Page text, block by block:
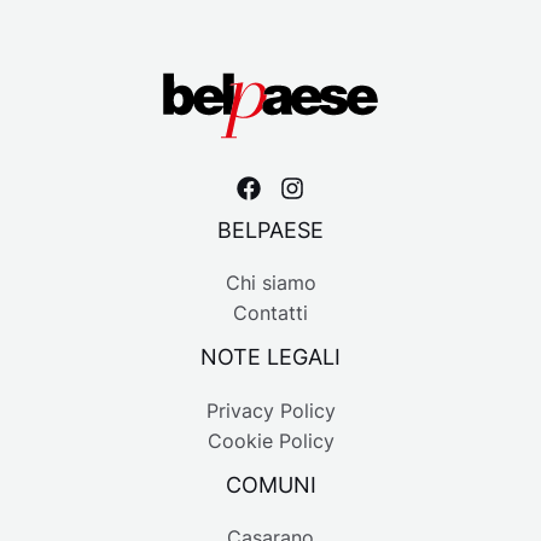
BELPAESE
Chi siamo
Contatti
NOTE LEGALI
Privacy Policy
Cookie Policy
COMUNI